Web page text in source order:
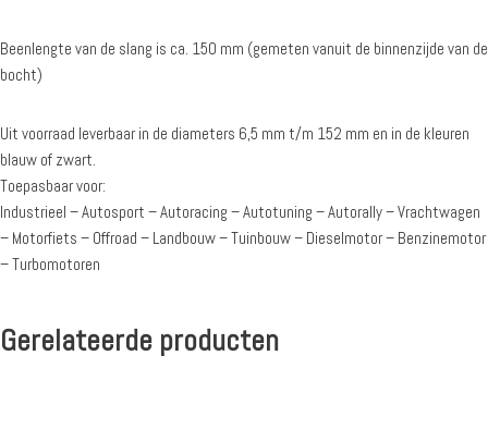
Beenlengte van de slang is ca. 150 mm (gemeten vanuit de binnenzijde van de
bocht)
Uit voorraad leverbaar in de diameters 6,5 mm t/m 152 mm en in de kleuren
blauw of zwart.
Toepasbaar voor:
Industrieel – Autosport – Autoracing – Autotuning – Autorally – Vrachtwagen
– Motorfiets – Offroad – Landbouw – Tuinbouw – Dieselmotor – Benzinemotor
– Turbomotoren
Gerelateerde producten